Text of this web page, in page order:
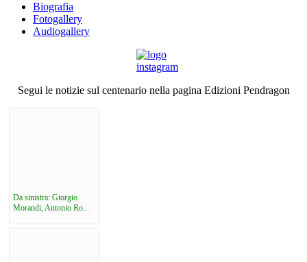
Biografia
Fotogallery
Audiogallery
Segui le notizie sul centenario nella pagina Edizioni Pendragon
Da sinistra: Giorgio
Morandi, Antonio Ro...